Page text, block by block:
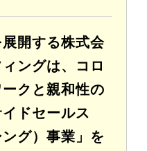
開する株式会
ングは、コロ
クと親和性の
ドセールス
ング）事業」を